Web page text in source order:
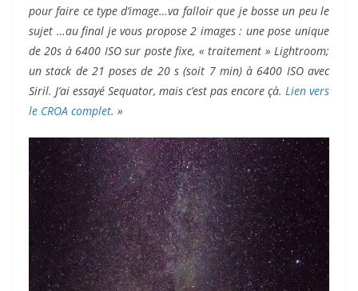
pour faire ce type d’image…va falloir que je bosse un peu le
sujet …au final je vous propose 2 images : une pose unique
de 20s à 6400 ISO sur poste fixe, « traitement » Lightroom;
un stack de 21 poses de 20 s (soit 7 min) à 6400 ISO avec
Siril. J’ai essayé Sequator, mais c’est pas encore çà. Lien vers
le CROA complet. »